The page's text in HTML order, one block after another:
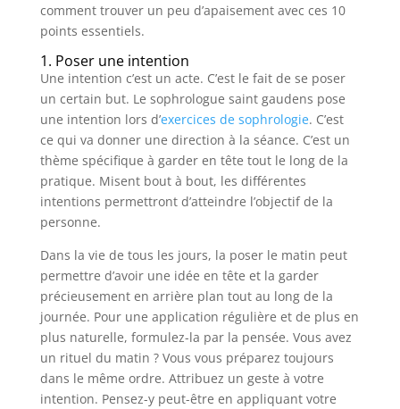
comment trouver un peu d’apaisement avec ces 10
points essentiels.
1. Poser une intention
Une intention c’est un acte. C’est le fait de se poser
un certain but. Le sophrologue saint gaudens pose
une intention lors d’exercices de sophrologie. C’est
ce qui va donner une direction à la séance. C’est un
thème spécifique à garder en tête tout le long de la
pratique. Misent bout à bout, les différentes
intentions permettront d’atteindre l’objectif de la
personne.
Dans la vie de tous les jours, la poser le matin peut
permettre d’avoir une idée en tête et la garder
précieusement en arrière plan tout au long de la
journée. Pour une application régulière et de plus en
plus naturelle, formulez-la par la pensée. Vous avez
un rituel du matin ? Vous vous préparez toujours
dans le même ordre. Attribuez un geste à votre
intention. Pensez-y peut-être en appliquant votre